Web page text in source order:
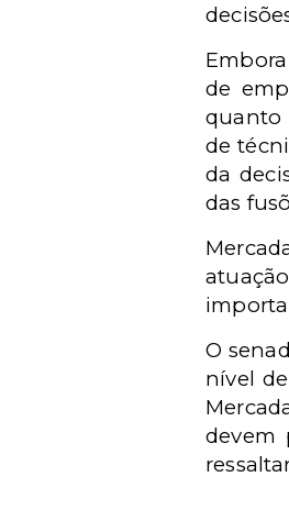
de
quanto
de
da
das
O
nível
devem